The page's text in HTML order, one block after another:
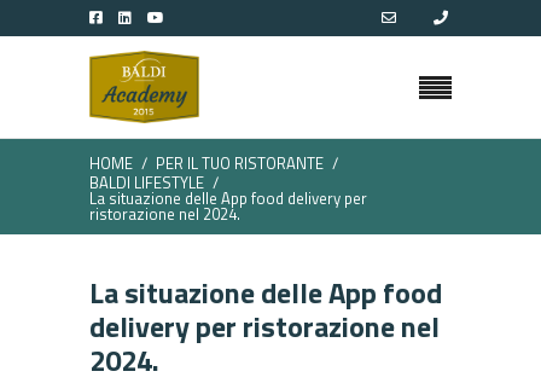
HOME
PER IL TUO RISTORANTE
BALDI LIFESTYLE
La situazione delle App food delivery per
ristorazione nel 2024.
La situazione delle App food
delivery per ristorazione nel
2024.